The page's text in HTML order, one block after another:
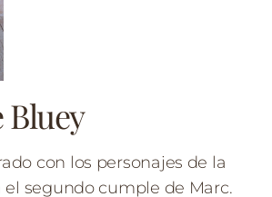
con los personajes de la
el segundo cumple de Marc.